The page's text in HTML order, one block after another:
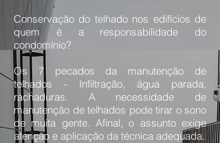
Conservação do telhado nos edifícios de
quem é a responsabilidade do
condomínio?
Os 7 pecados da manutenção de
telhados - Infiltração, água parada,
rachaduras. A necessidade de
manutenção de telhados pode tirar o sono
de muita gente. Afinal, o assunto exige
atenção e aplicação da técnica adequada.